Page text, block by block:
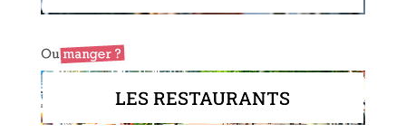
LES RESTAURANTS